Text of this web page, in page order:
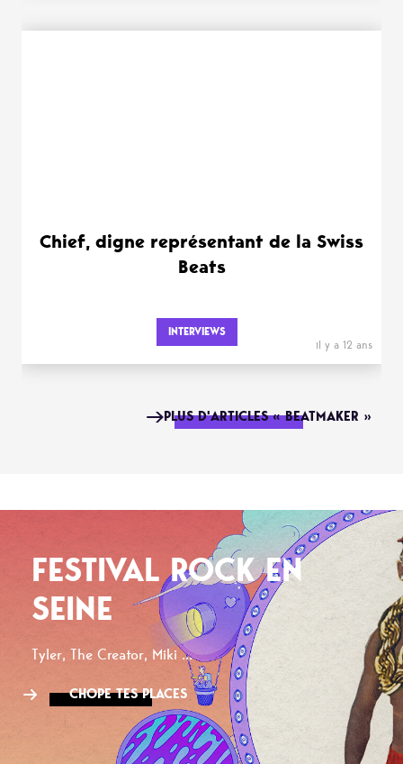
Chief, digne représentant de la Swiss
Beats
INTERVIEWS
il y a 12 ans
PLUS D'ARTICLES « BEATMAKER »
FESTIVAL ROCK EN
SEINE
Tyler, The Creator, Miki ...
CHOPE TES PLACES